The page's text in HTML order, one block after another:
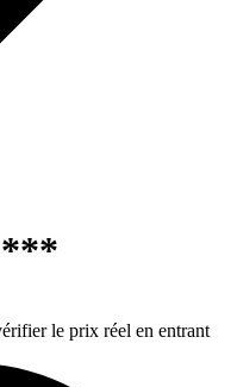
le prix réel en entrant